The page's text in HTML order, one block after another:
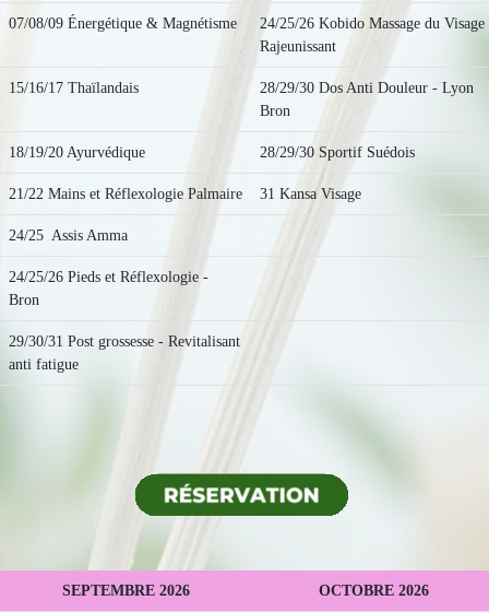
07/08/09 Énergétique & Magnétisme
24/25/26 Kobido Massage du Visage
Rajeunissant
15/16/17 Thaïlandais
28/29/30 Dos Anti Douleur - Lyon
Bron
18/19/20 Ayurvédique 28/29/30 Sportif Suédois
21/22 Mains et Réflexologie Palmaire 31 Kansa Visage
24/25 Assis Amma
24/25/26 Pieds et Réflexologie -
Bron
29/30/31 Post grossesse - Revitalisant
anti fatigue
SEPTEMBRE 2026 OCTOBRE 2026